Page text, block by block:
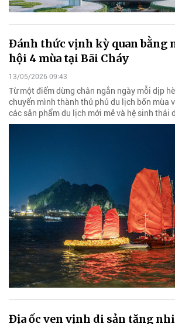
Đánh thức vịnh kỳ quan bằng
hội 4 mùa tại Bãi Cháy
13/05/2026 09:43
Từ một điểm dừng chân ngắn ngày mỗi dịp
chuyển mình thành thủ phủ du lịch bốn mùa
các sản phẩm du lịch mới mẻ và hệ sinh thái
Địa ốc ven vịnh di sản tăng